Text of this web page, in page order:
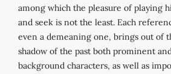
among which the pleasure of playing
and seek is not the least. Each
even a demeaning one, brings out of
shadow of the past both prominent
background characters, as well as